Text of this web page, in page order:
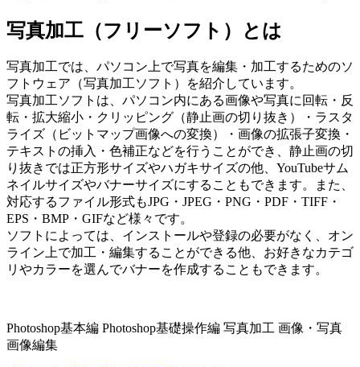
写真加工（フリーソフト）とは
写真加工では、パソコン上で写真を編集・加工するためのソ
フトウェア（写真加工ソフト）を紹介しています。
写真加工ソフトは、パソコン内にある画像や写真に回転・反
転・拡大縮小・クリッピング（静止画の切り抜き）・ラスタ
ライズ（ビットマップ画像への変換）・画像の拡張子変換・
テキストの挿入・色補正などを行うことができ、静止画の切
り抜きでは正方形サイズやハガキサイズの他、YouTubeサム
ネイルサイズやバナーサイズにすることもできます。また、
対応するファイル形式もJPG・JPEG・PNG・PDF・TIFF・
EPS・BMP・GIFなど様々です。
ソフトによっては、インストールや登録の必要がなく、オン
ライン上で加工・編集することができる他、お好きなカテゴ
リやカラーを選んでバナーを作成することもできます。
Photoshop基本編 Photoshop基礎操作編 写真加工 画像・写真
画像編集